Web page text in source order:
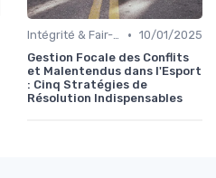
Intégrité & Fair-play • 10/01/2025
Gestion Focale des Conflits
et Malentendus dans l'Esport
: Cinq Stratégies de
Résolution Indispensables